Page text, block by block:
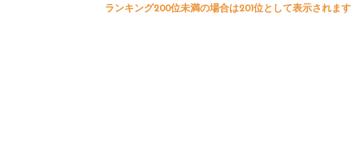
ランキング200位未満の場合は201位として表示されます